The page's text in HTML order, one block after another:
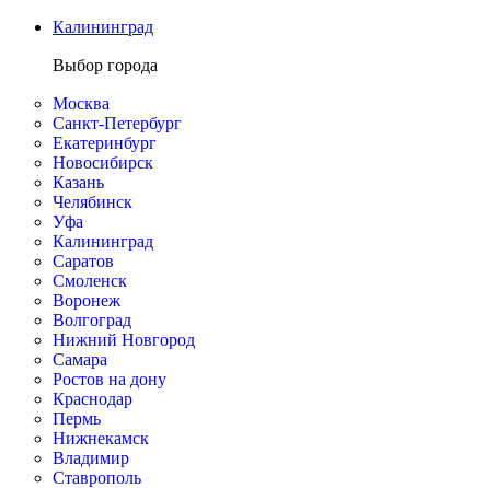
Калининград
Выбор города
Москва
Санкт-Петербург
Екатеринбург
Новосибирск
Казань
Челябинск
Уфа
Калининград
Саратов
Смоленск
Воронеж
Волгоград
Нижний Новгород
Самара
Ростов на дону
Краснодар
Пермь
Нижнекамск
Владимир
Ставрополь